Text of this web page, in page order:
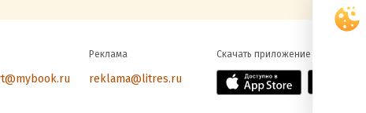
Реклама
reklama@litres.ru
Скачать приложение